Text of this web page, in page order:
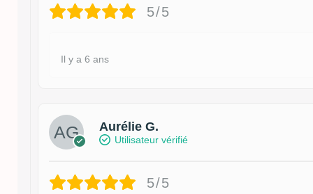
5/5
Il y a 6 ans
Aurélie G.
Utilisateur vérifié
5/5